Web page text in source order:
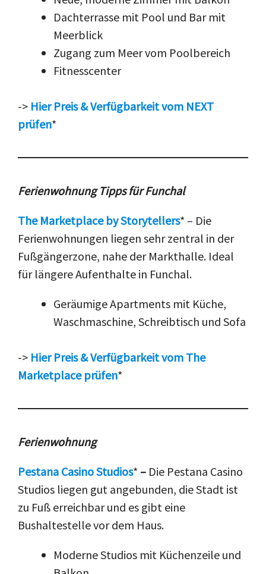
Dachterrasse mit Pool und Bar mit
Meerblick
Zugang zum Meer vom Poolbereich
Fitnesscenter
-> Hier Preis & Verfügbarkeit vom NEXT
prüfen*
Ferienwohnung Tipps für Funchal
The Marketplace by Storytellers* – Die
Ferienwohnungen liegen sehr zentral in der
Fußgängerzone, nahe der Markthalle. Ideal
für längere Aufenthalte in Funchal.
Geräumige Apartments mit Küche,
Waschmaschine, Schreibtisch und Sofa
-> Hier Preis & Verfügbarkeit vom The
Marketplace prüfen*
Ferienwohnung
Pestana Casino Studios* – Die Pestana Casino
Studios liegen gut angebunden, die Stadt ist
zu Fuß erreichbar und es gibt eine
Bushaltestelle vor dem Haus.
Moderne Studios mit Küchenzeile und